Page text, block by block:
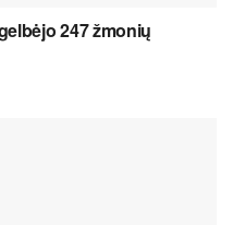
247 žmonių